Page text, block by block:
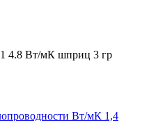
4.8 Вт/мК шприц 3 гр
Вт/мК 1,4